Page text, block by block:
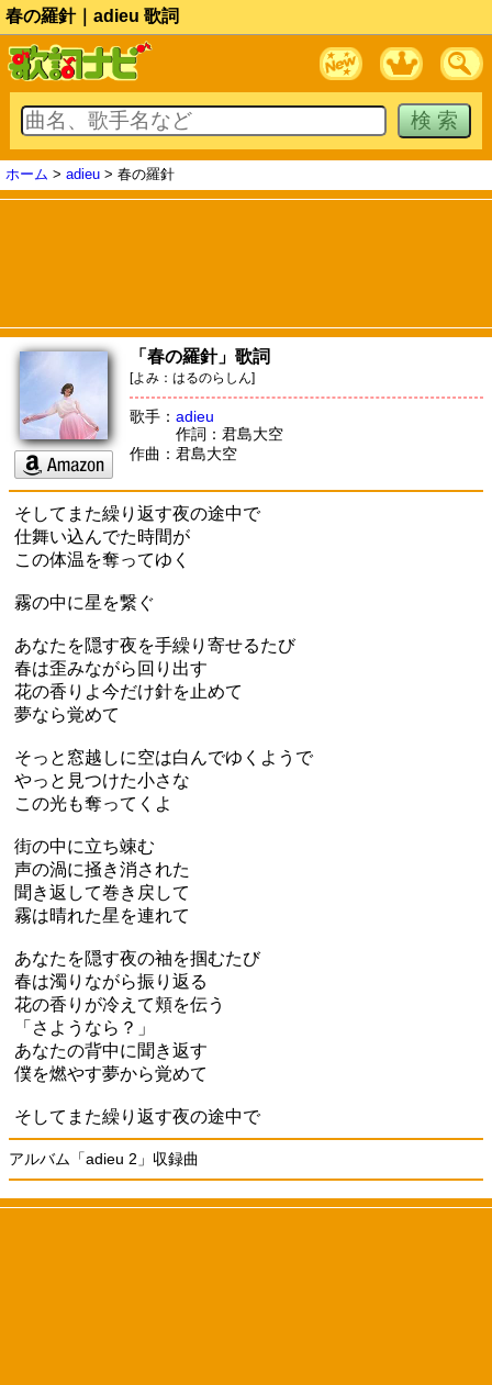
春の羅針｜adieu 歌詞
ホーム > adieu > 春の羅針
「春の羅針」歌詞
[よみ：はるのらしん]
歌手： adieu
作詞：君島大空
作曲：君島大空
そしてまた繰り返す夜の途中で
仕舞い込んでた時間が
この体温を奪ってゆく
霧の中に星を繋ぐ
あなたを隠す夜を手繰り寄せるたび
春は歪みながら回り出す
花の香りよ今だけ針を止めて
夢なら覚めて
そっと窓越しに空は白んでゆくようで
やっと見つけた小さな
この光も奪ってくよ
街の中に立ち竦む
声の渦に掻き消された
聞き返して巻き戻して
霧は晴れた星を連れて
あなたを隠す夜の袖を掴むたび
春は濁りながら振り返る
花の香りが冷えて頬を伝う
「さようなら？」
あなたの背中に聞き返す
僕を燃やす夢から覚めて
そしてまた繰り返す夜の途中で
アルバム「adieu 2」収録曲